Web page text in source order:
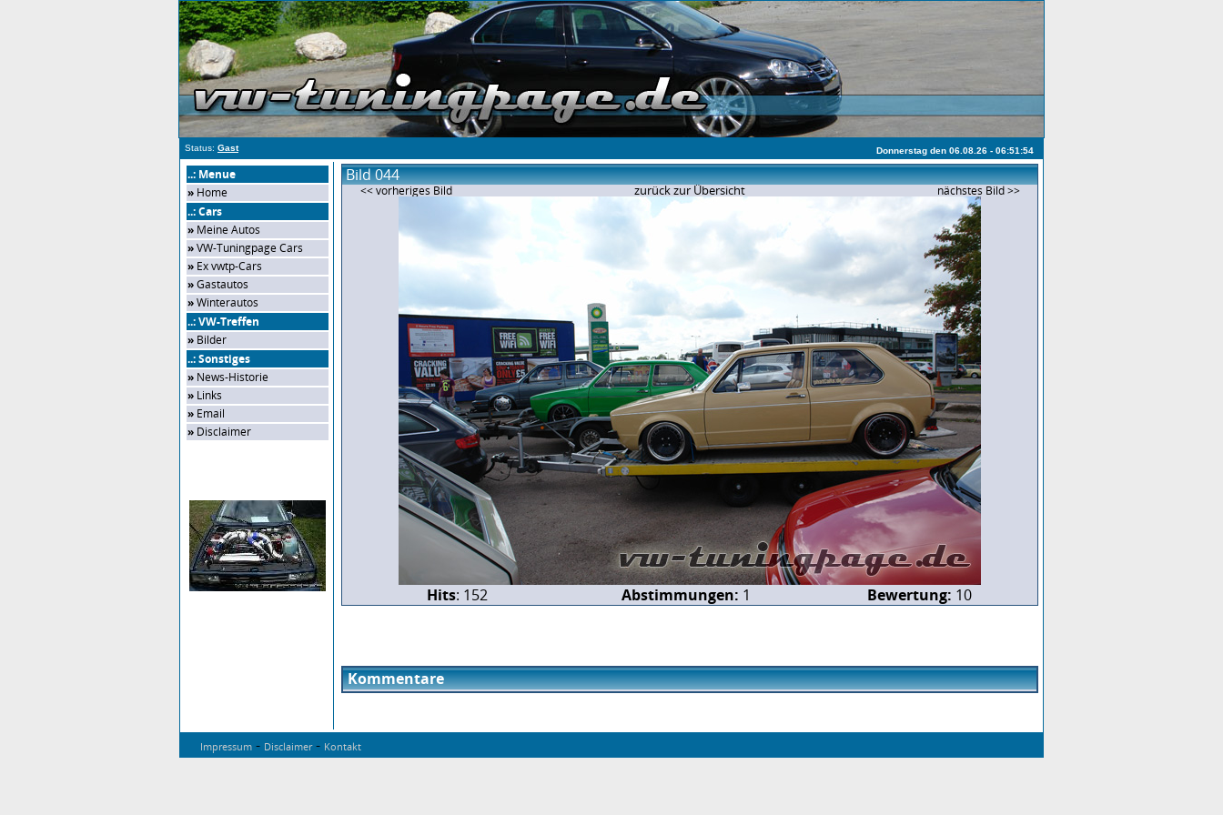
Status: Gast Donnerstag den 06.08.26 - 06:51:54
..: Menue
» Home
..: Cars
» Meine Autos
»VW-Tuningpage Cars
» Ex vwtp-Cars
»Gastautos
»Winterautos
..: VW-Treffen
» Bilder
..: Sonstiges
» News-Historie
» Links
» Email
» Disclaimer
Bild 044
<< vorheriges Bild zurück zur Übersicht nächstes Bild >>
Hits: 152 Abstimmungen: 1 Bewertung: 10
Kommentare
Impressum - Disclaimer- Kontakt